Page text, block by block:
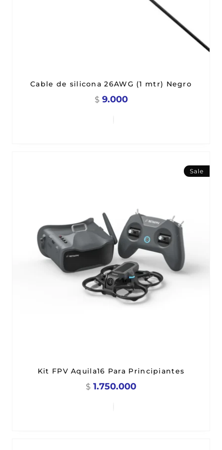
Cable de silicona 26AWG (1 mtr) Negro
$ 9.000
Sale
Kit FPV Aquila16 Para Principiantes
$ 1.750.000